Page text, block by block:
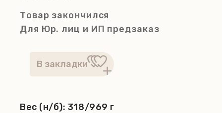
Товар закончился
Для Юр. лиц и ИП предзаказ
Вес (н/б): 318/969 г